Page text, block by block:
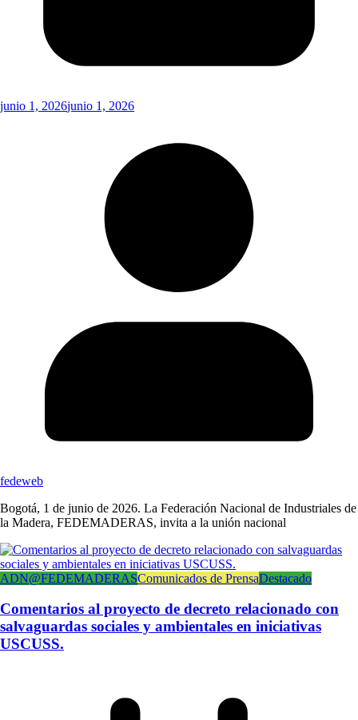
junio 1, 2026junio 1, 2026
fedeweb
Bogotá, 1 de junio de 2026. La Federación Nacional de Industriales de
la Madera, FEDEMADERAS, invita a la unión nacional
ADN@FEDEMADERASComunicados de PrensaDestacado
Comentarios al proyecto de decreto relacionado con
salvaguardas sociales y ambientales en iniciativas
USCUSS.